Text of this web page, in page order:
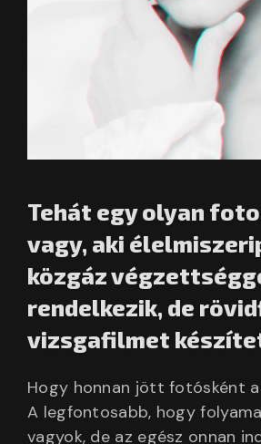
Tehát egy olyan
vagy, aki
közgáz
rendelkezik, de
vizsgafilmet
Hogy honnan jött fotósként
A legfontosabb, hogy
vagyok, de az egész onnan